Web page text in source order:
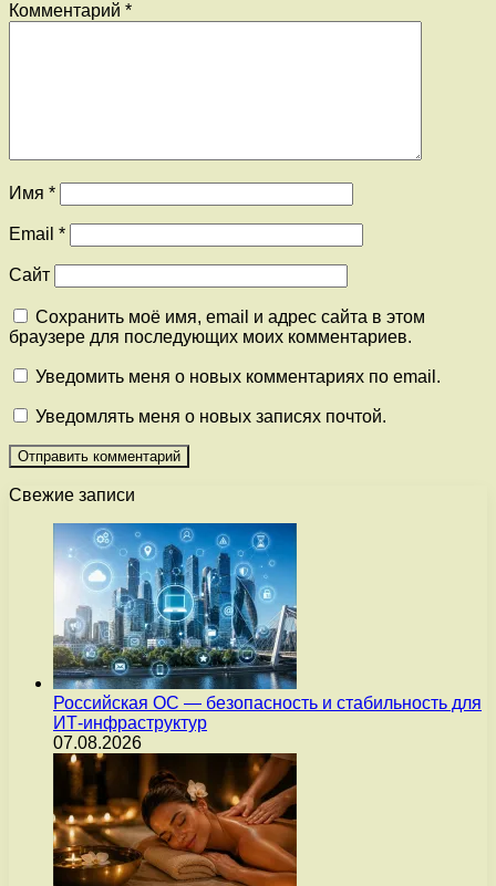
Комментарий *
Имя *
Email *
Сайт
Сохранить моё имя, email и адрес сайта в этом
браузере для последующих моих комментариев.
Уведомить меня о новых комментариях по email.
Уведомлять меня о новых записях почтой.
Свежие записи
Российская ОС — безопасность и стабильность для
ИТ-инфраструктур
07.08.2026